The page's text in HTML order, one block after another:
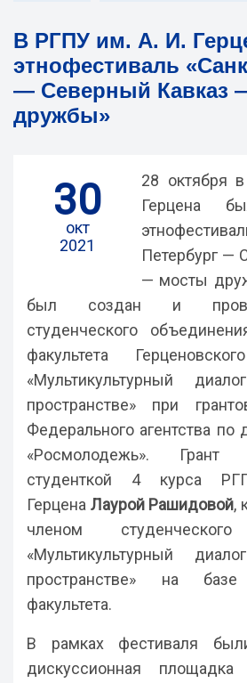
В РГПУ им. А. И.
этнофестиваль
— Северный Кавказ
дружбы»
30
окт
2021
28 октября
Герцена
Петербург —
— мосты
был создан и
студенческого
факультета
«Мультикультурный
пространстве» при
Федерального агентства
«Росмолодежь».
студенткой 4 курса
Герцена Лаурой Рашидовой,
членом
«Мультикультурный
пространстве» на базе
факультета.
В рамках фестиваля
дискуссионная